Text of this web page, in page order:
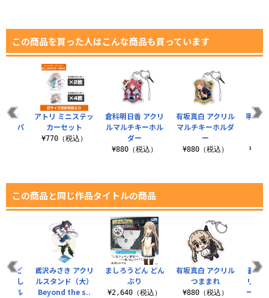
この商品を買った人はこんな商品も買っています
倉科明日香 アクリ
ルマルチキーホル
ダー
¥880（税込）
有坂真白 アクリル
マルチキーホルダ
ー
¥880（税込）
明日
アイ
ジ パ
アトリ ミニステッ
カーセット
¥770（税込）
この商品と同じ作品タイトルの商品
ましろうどん どん
ぶり
¥2,640（税込）
有坂真白 アクリル
つままれ
¥880（税込）
蒼の
リズ
ート
うど
まし
リル
鳶沢みさき アクリ
ルスタンド（大）
Beyond the s..